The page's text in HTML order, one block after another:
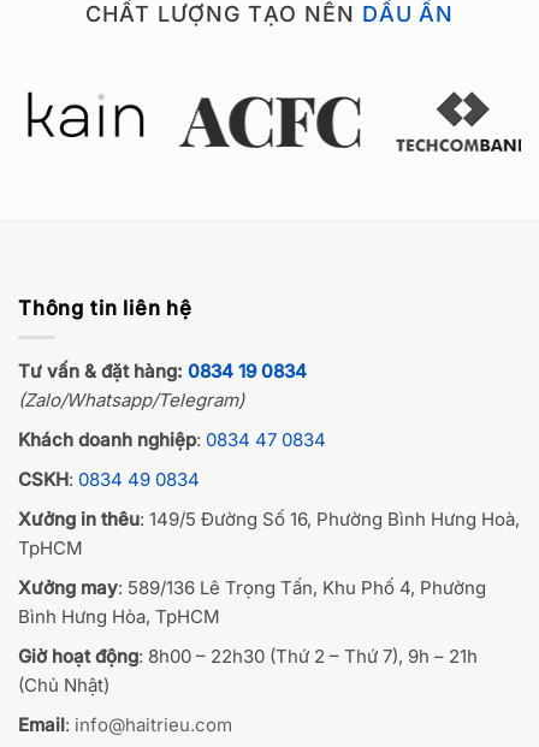
CHẤT LƯỢNG TẠO NÊN DẤU ẤN
Thông tin liên hệ
Tư vấn & đặt hàng: 0834 19 0834
(Zalo/Whatsapp/Telegram)
Khách doanh nghiệp: 0834 47 0834
CSKH: 0834 49 0834
Xưởng in thêu: 149/5 Đường Số 16, Phường Bình Hưng Hoà,
TpHCM
Xưởng may: 589/136 Lê Trọng Tấn, Khu Phố 4, Phường
Bình Hưng Hòa, TpHCM
Giờ hoạt động: 8h00 – 22h30 (Thứ 2 – Thứ 7), 9h – 21h
(Chủ Nhật)
Email: info@haitrieu.com